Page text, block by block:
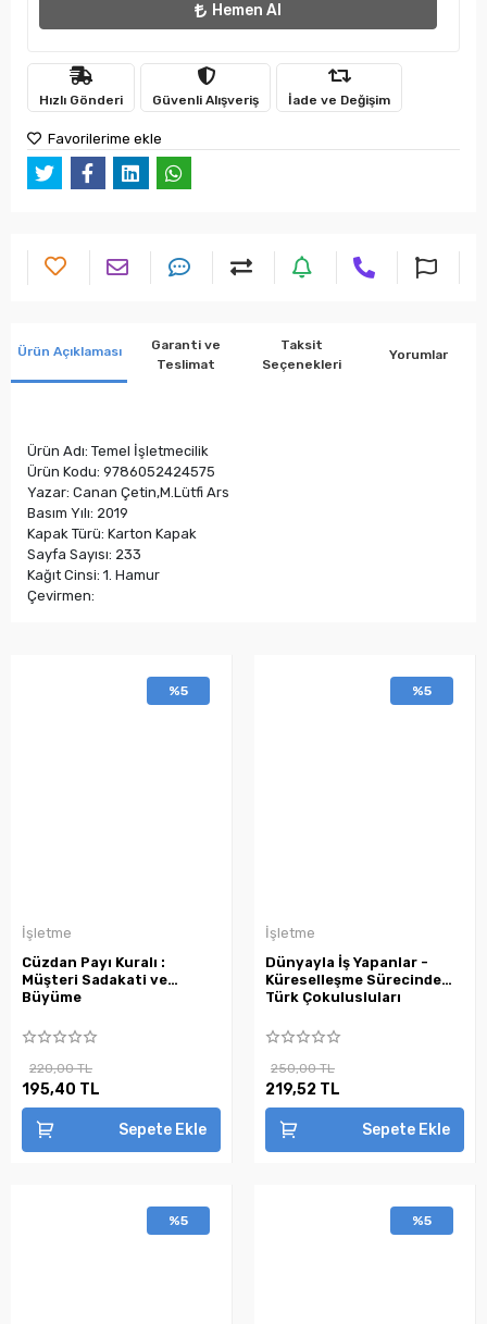
Hemen Al
Hızlı Gönderi Güvenli Alışveriş İade ve Değişim
Favorilerime ekle
Ürün Açıklaması
Garanti ve
Teslimat
Taksit
Seçenekleri
Yorumlar
Ürün Adı: Temel İşletmecilik
Ürün Kodu: 9786052424575
Yazar: Canan Çetin,M.Lütfi Ars
Basım Yılı: 2019
Kapak Türü: Karton Kapak
Sayfa Sayısı: 233
Kağıt Cinsi: 1. Hamur
Çevirmen:
%5
İşletme
Cüzdan Payı Kuralı :
Müşteri Sadakati ve
Büyüme
220,00 TL
195,40 TL
Sepete Ekle
%5
İşletme
Dünyayla İş Yapanlar -
Küreselleşme Sürecinde
Türk Çokulusluları
250,00 TL
219,52 TL
Sepete Ekle
%5 %5